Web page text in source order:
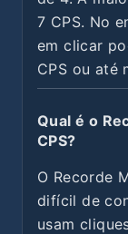
7 CPS. No
em clicar
CPS ou até
Qual é o
CPS?
O Recorde
difícil de
usam